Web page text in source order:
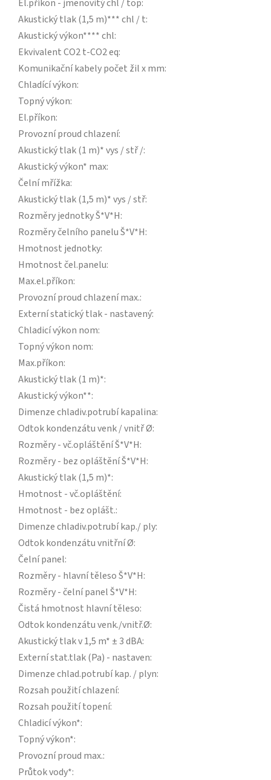
El.příkon - jmenovitý chl / top:
Akustický tlak (1,5 m)*** chl / t:
Akustický výkon**** chl:
Ekvivalent CO2 t-CO2 eq:
Komunikační kabely počet žil x mm:
Chladící výkon:
Topný výkon:
El.příkon:
Provozní proud chlazení:
Akustický tlak (1 m)* vys / stř /:
Akustický výkon* max:
Čelní mřížka:
Akustický tlak (1,5 m)* vys / stř:
Rozměry jednotky Š*V*H:
Rozměry čelního panelu Š*V*H:
Hmotnost jednotky:
Hmotnost čel.panelu:
Max.el.příkon:
Provozní proud chlazení max.:
Externí statický tlak - nastavený:
Chladicí výkon nom:
Topný výkon nom:
Max.příkon:
Akustický tlak (1 m)*:
Akustický výkon**:
Dimenze chladiv.potrubí kapalina:
Odtok kondenzátu venk / vnitř Ø:
Rozměry - vč.opláštění Š*V*H:
Rozměry - bez opláštění Š*V*H:
Akustický tlak (1,5 m)*:
Hmotnost - vč.opláštění:
Hmotnost - bez oplášt.:
Dimenze chladiv.potrubí kap./ ply:
Odtok kondenzátu vnitřní Ø:
Čelní panel:
Rozměry - hlavní těleso Š*V*H:
Rozměry - čelní panel Š*V*H:
Čistá hmotnost hlavní těleso:
Odtok kondenzátu venk./vnitř.Ø:
Akustický tlak v 1,5 m* ± 3 dBA:
Externí stat.tlak (Pa) - nastaven:
Dimenze chlad.potrubí kap. / plyn:
Rozsah použití chlazení:
Rozsah použití topení:
Chladicí výkon*:
Topný výkon*:
Provozní proud max.:
Průtok vody*: